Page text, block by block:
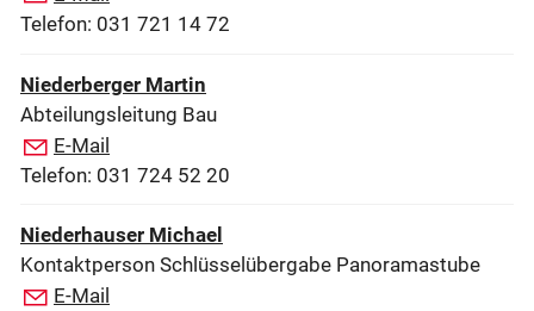
Telefon: 031 721 14 72
Niederberger Martin
Abteilungsleitung Bau
E-Mail
Telefon: 031 724 52 20
Niederhauser Michael
Kontaktperson Schlüsselübergabe Panoramastube
E-Mail